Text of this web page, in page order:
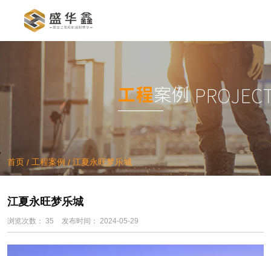
产品中心
工程案例 /江夏永旺梦乐城
首页 / 工程案例 / 江夏永旺梦乐城
江夏永旺梦乐城
浏览次数： 35 发布时间： 2024-05-29